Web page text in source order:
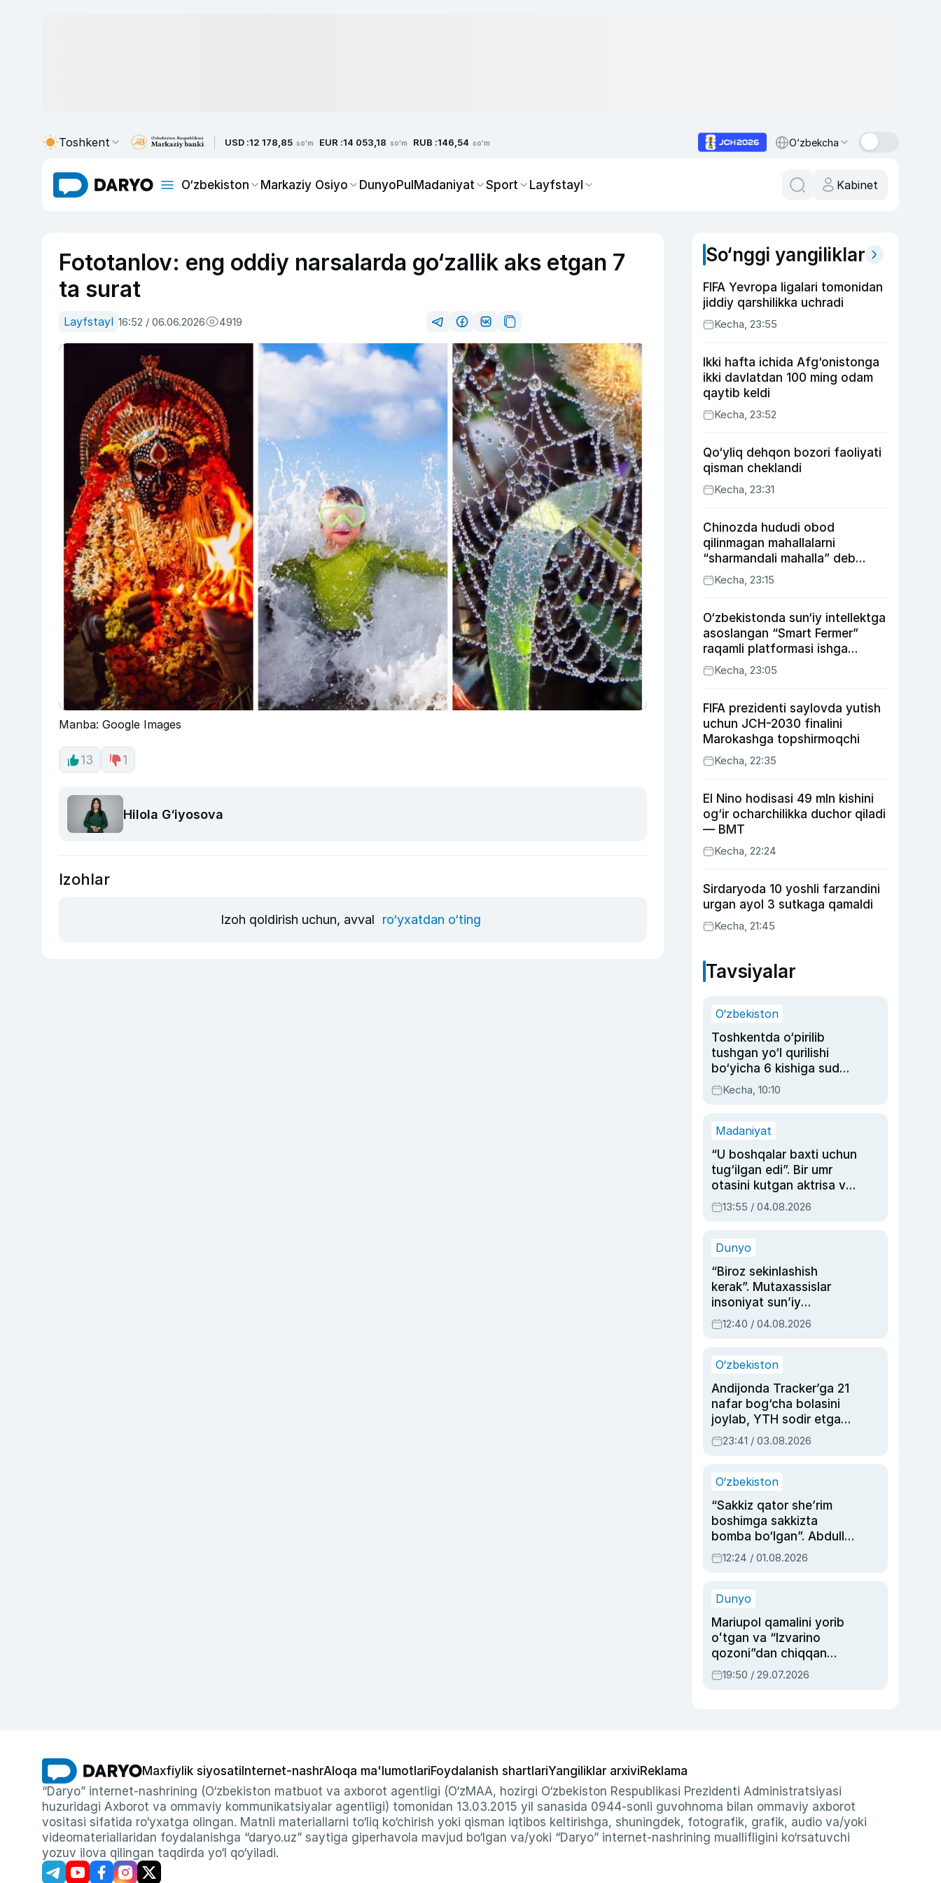
Toshkent USD :12 178,85 so'm EUR :14 053,18 so'm RUB :146,54 so'm O‘zbekcha
O‘zbekiston Markaziy Osiyo DunyoPulMadaniyat Sport Layfstayl Kabinet
Fototanlov: eng oddiy narsalarda go‘zallik aks etgan 7
ta surat
Layfstayl 16:52 / 06.06.2026 4919
Manba: Google Images
13 1
Hilola G‘iyosova
Izohlar
Izoh qoldirish uchun, avval ro‘yxatdan o‘ting
So‘nggi yangiliklar
FIFA Yevropa ligalari tomonidan
jiddiy qarshilikka uchradi
Kecha, 23:55
Ikki hafta ichida Afg‘onistonga
ikki davlatdan 100 ming odam
qaytib keldi
Kecha, 23:52
Qo‘yliq dehqon bozori faoliyati
qisman cheklandi
Kecha, 23:31
Chinozda hududi obod
qilinmagan mahallalarni
“sharmandali mahalla” deb
belgilash boshlandi
Kecha, 23:15
O‘zbekistonda sun‘iy intellektga
asoslangan “Smart Fermer”
raqamli platformasi ishga
tushiriladi
Kecha, 23:05
FIFA prezidenti saylovda yutish
uchun JCH-2030 finalini
Marokashga topshirmoqchi
Kecha, 22:35
El Nino hodisasi 49 mln kishini
og‘ir ocharchilikka duchor qiladi
— BMT
Kecha, 22:24
Sirdaryoda 10 yoshli farzandini
urgan ayol 3 sutkaga qamaldi
Kecha, 21:45
Tavsiyalar
O‘zbekiston
Toshkentda o‘pirilib
tushgan yo‘l qurilishi
bo‘yicha 6 kishiga sud
hukmi o‘qildi
Kecha, 10:10
Madaniyat
“U boshqalar baxti uchun
tug‘ilgan edi”. Bir umr
otasini kutgan aktrisa va
dublyaj ustasi Rimma
Ahmedovaning
13:55 / 04.08.2026
Dunyo
“Biroz sekinlashish
kerak”. Mutaxassislar
insoniyat sun’iy
intellektni boshqara
olmay qolishidan xavotir
12:40 / 04.08.2026
O‘zbekiston
Andijonda Tracker’ga 21
nafar bog‘cha bolasini
joylab, YTH sodir etgan
ayolga sud hukmi o‘qildi
23:41 / 03.08.2026
O‘zbekiston
“Sakkiz qator she’rim
boshimga sakkizta
bomba bo‘lgan”. Abdulla
Oripovni siyosiy
ayblovlardan asrab
12:24 / 01.08.2026
Dunyo
Mariupol qamalini yorib
oʻtgan va “Izvarino
qozoni”dan chiqqan
qahramon — Ukraina
armiyasi bosh
19:50 / 29.07.2026
Maxfiylik siyosati Internet-nashrAloqa ma'lumotlariFoydalanish shartlariYangiliklar arxiviReklama
“Daryo” internet-nashrining (O‘zbekiston matbuot va axborot agentligi (O‘zMAA, hozirgi O‘zbekiston Respublikasi Prezidenti Administratsiyasi
huzuridagi Axborot va ommaviy kommunikatsiyalar agentligi) tomonidan 13.03.2015 yil sanasida 0944-sonli guvohnoma bilan ommaviy axborot
vositasi sifatida ro‘yxatga olingan. Matnli materiallarni to‘liq ko‘chirish yoki qisman iqtibos keltirishga, shuningdek, fotografik, grafik, audio va/yoki
videomateriallaridan foydalanishga “daryo.uz” saytiga giperhavola mavjud bo‘lgan va/yoki “Daryo” internet-nashrining muallifligini ko‘rsatuvchi
yozuv ilova qilingan taqdirda yo‘l qo‘yiladi.